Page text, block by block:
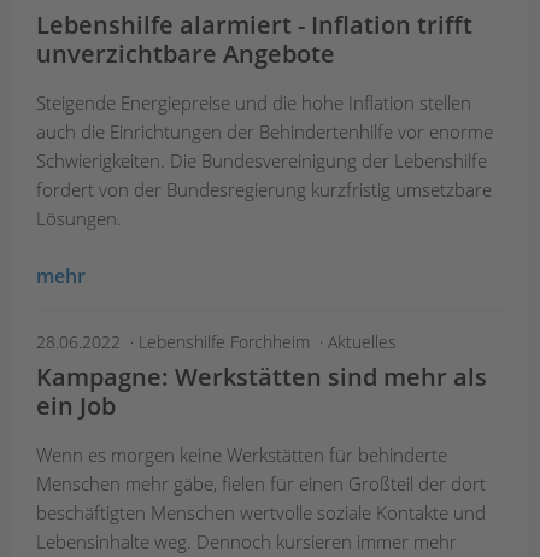
Lebenshilfe alarmiert - Inflation trifft
unverzichtbare Angebote
Steigende Energiepreise und die hohe Inflation stellen
auch die Einrichtungen der Behindertenhilfe vor enorme
Schwierigkeiten. Die Bundesvereinigung der Lebenshilfe
fordert von der Bundesregierung kurzfristig umsetzbare
Lösungen.
mehr
28.06.2022 Lebenshilfe Forchheim Aktuelles
Kampagne: Werkstätten sind mehr als
ein Job
Wenn es morgen keine Werkstätten für behinderte
Menschen mehr gäbe, fielen für einen Großteil der dort
beschäftigten Menschen wertvolle soziale Kontakte und
Lebensinhalte weg. Dennoch kursieren immer mehr